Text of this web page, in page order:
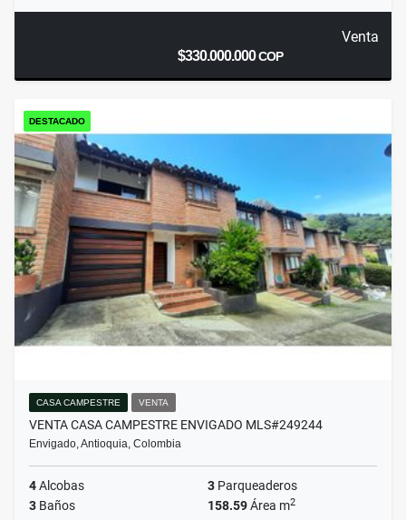
Venta
$330.000.000COP
DESTACADO
CASA CAMPESTRE VENTA
VENTA CASA CAMPESTRE ENVIGADO MLS#249244
Envigado, Antioquia, Colombia
4Alcobas 3 Parqueaderos
3 Baños 158.59Área m2